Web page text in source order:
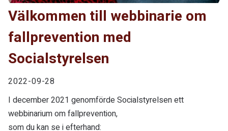
Välkommen till webbinarie om
fallprevention med
Socialstyrelsen
2022-09-28
I december 2021 genomförde Socialstyrelsen ett
webbinarium om fallprevention,
som du kan se i efterhand: